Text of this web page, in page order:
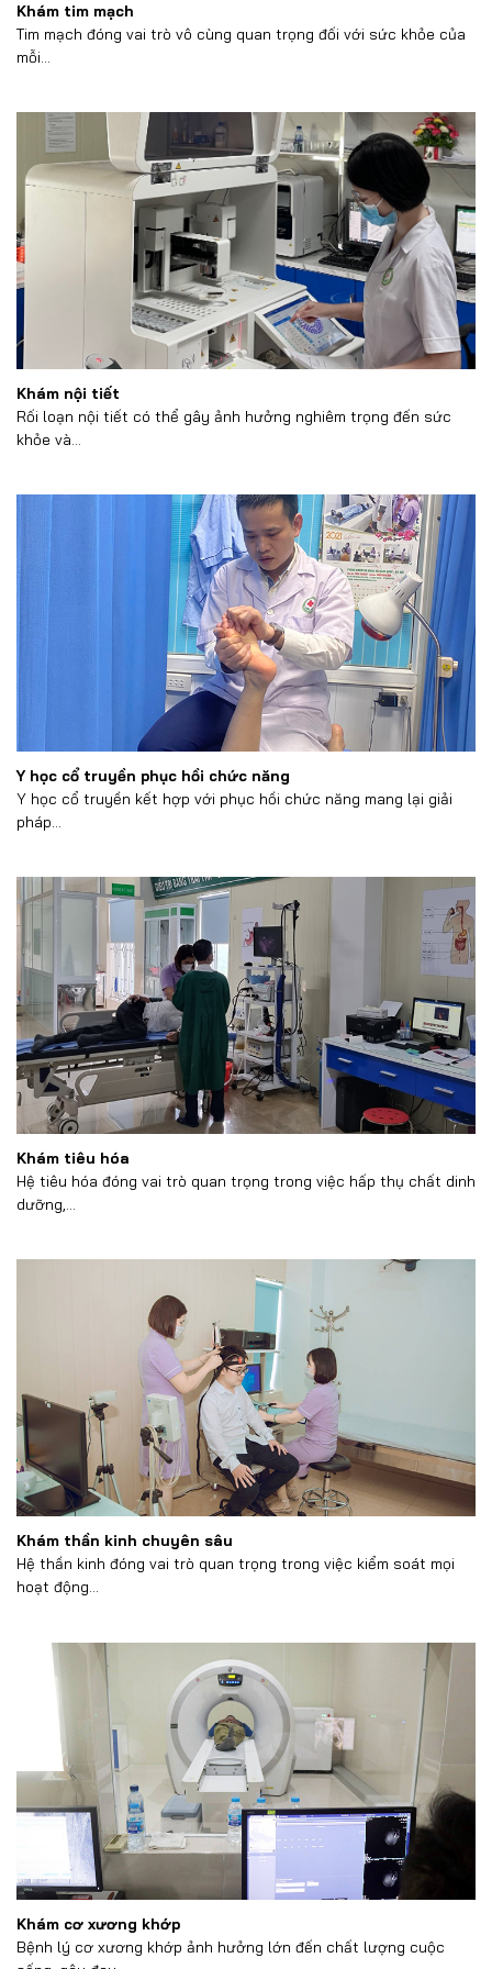
Khám tim mạch
Tim mạch đóng vai trò vô cùng quan trọng đối với sức khỏe của
mỗi...
Khám nội tiết
Rối loạn nội tiết có thể gây ảnh hưởng nghiêm trọng đến sức
khỏe và...
Y học cổ truyền phục hồi chức năng
Y học cổ truyền kết hợp với phục hồi chức năng mang lại giải
pháp...
Khám tiêu hóa
Hệ tiêu hóa đóng vai trò quan trọng trong việc hấp thụ chất dinh
dưỡng,...
Khám thần kinh chuyên sâu
Hệ thần kinh đóng vai trò quan trọng trong việc kiểm soát mọi
hoạt động...
Khám cơ xương khớp
Bệnh lý cơ xương khớp ảnh hưởng lớn đến chất lượng cuộc